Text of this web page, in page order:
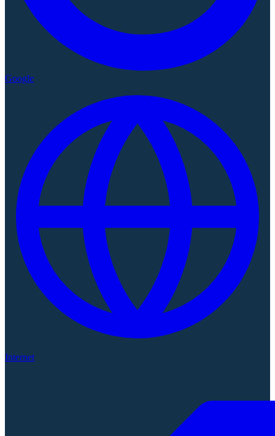
Google
Internet